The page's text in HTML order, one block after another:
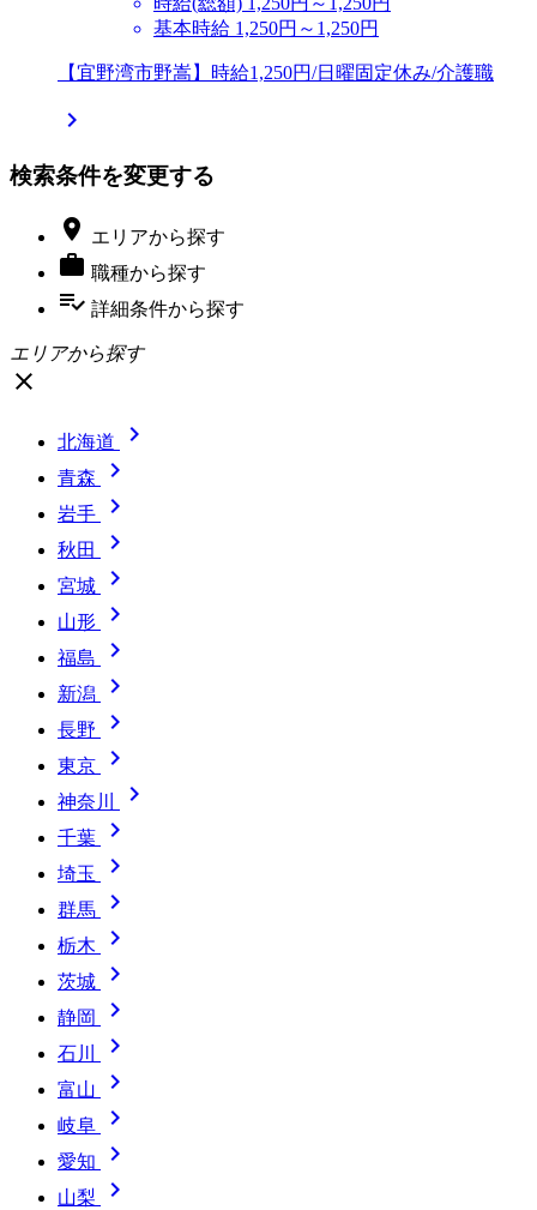
基本時給 1,250円～1,250円
【宜野湾市野嵩】時給1,250円/日曜固定休み/介護職

検索条件を変更する
 エリアから探す
 職種から探す
playlist_add_check 詳細条件から探す
エリアから探す
close
北海道 
青森 
岩手 
秋田 
宮城 
山形 
福島 
新潟 
長野 
東京 
神奈川 
千葉 
埼玉 
群馬 
栃木 
茨城 
静岡 
石川 
富山 
岐阜 
愛知 
山梨 